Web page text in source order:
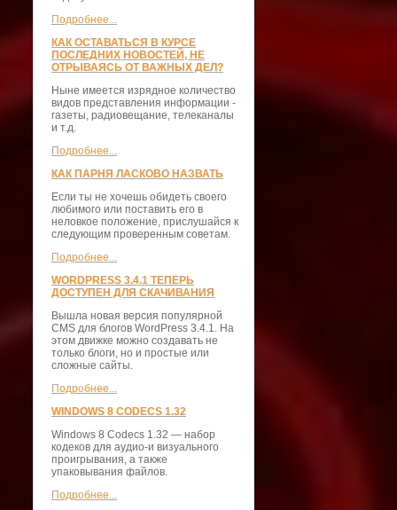
Подробнее...
КАК ОСТАВАТЬСЯ В КУРСЕ
ПОСЛЕДНИХ НОВОСТЕЙ, НЕ
ОТРЫВАЯСЬ ОТ ВАЖНЫХ ДЕЛ?
Ныне имеется изрядное количество
видов представления информации -
газеты, радиовещание, телеканалы
и т.д.
Подробнее...
КАК ПАРНЯ ЛАСКОВО НАЗВАТЬ
Если ты не хочешь обидеть своего
любимого или поставить его в
неловкое положение, прислушайся к
следующим проверенным советам.
Подробнее...
WORDPRESS 3.4.1 ТЕПЕРЬ
ДОСТУПЕН ДЛЯ СКАЧИВАНИЯ
Вышла новая версия популярной
CMS для блогов WordPress 3.4.1. На
этом движке можно создавать не
только блоги, но и простые или
сложные сайты.
Подробнее...
WINDOWS 8 CODECS 1.32
Windows 8 Codecs 1.32 — набор
кодеков для аудио-и визуального
проигрывания, а также
упаковывания файлов.
Подробнее...